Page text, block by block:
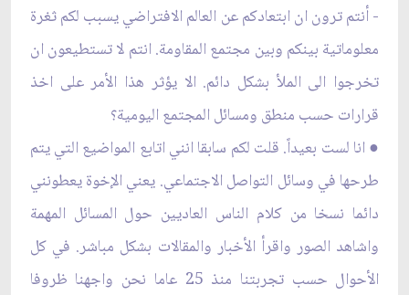
- أنتم ترون ان ابتعادكم عن العالم الافتراضي يسبب لكم ثغرة
معلوماتية بينكم وبين مجتمع المقاومة. انتم لا تستطيعون ان
تخرجوا الى الملأ بشكل دائم. الا يؤثر هذا الأمر على اخذ
قرارات حسب منطق ومسائل المجتمع اليومية؟
● انا لست بعيداً. قلت لكم سابقا انني اتابع المواضيع التي يتم
طرحها في وسائل التواصل الاجتماعي. يعني الإخوة يعطونني
دائما نسخا من كلام الناس العاديين حول المسائل المهمة
واشاهد الصور واقرأ الأخبار والمقالات بشكل مباشر. في كل
الأحوال حسب تجربتنا منذ 25 عاما نحن واجهنا ظروفا